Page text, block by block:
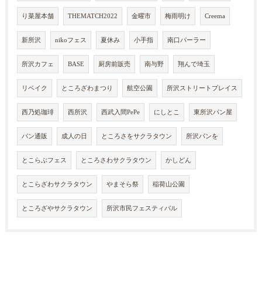
り菜屋本舗 THEMATCH2022 金曜市 梅雨明け Creema
新所沢 nikoフェス 夏休み 小手指 南口パーラー
所沢カフェ BASE 厨房前販売 南与野 翔んで埼玉
リベイク ところざわまつり 航空公園 所沢ストリートプレイス
西乃処珈琲 西所沢 西武入間PePe にしとこ 東所沢パン屋
パン通販 成人の日 ところさをサクラタウン 所沢パンを
とこらぶフェス ところさわサクラタウン かしどん
とこらざわサクラタウン やまそら祭 稲荷山公園
ところざやサクラタウン 所沢市民フェスティバル